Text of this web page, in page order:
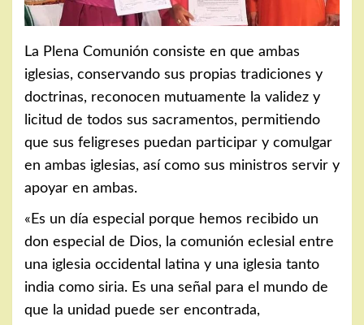
La Plena Comunión consiste en que ambas
iglesias, conservando sus propias tradiciones y
doctrinas, reconocen mutuamente la validez y
licitud de todos sus sacramentos, permitiendo
que sus feligreses puedan participar y comulgar
en ambas iglesias, así como sus ministros servir y
apoyar en ambas.
«Es un día especial porque hemos recibido un
don especial de Dios, la comunión eclesial entre
una iglesia occidental latina y una iglesia tanto
india como siria. Es una señal para el mundo de
que la unidad puede ser encontrada,